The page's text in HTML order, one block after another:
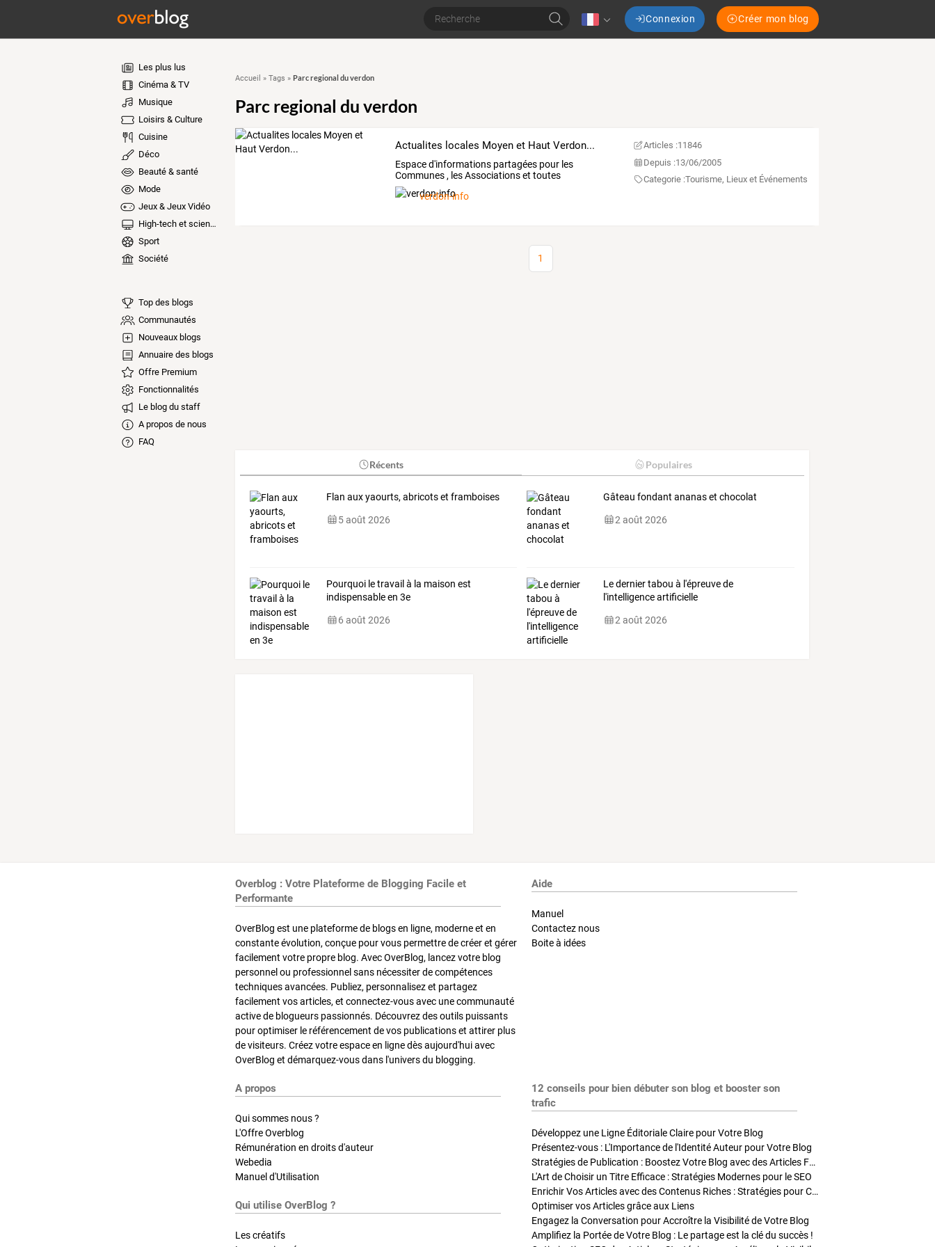
Connexion Créer mon blog
Les plus lus
Cinéma & TV
Musique
Loisirs & Culture
Cuisine
Déco
Beauté & santé
Mode
Jeux & Jeux Vidéo
High-tech et sciences
Sport
Société
Top des blogs
Communautés
Nouveaux blogs
Annuaire des blogs
Offre Premium
Fonctionnalités
Le blog du staff
A propos de nous
FAQ
Accueil » Tags » Parc regional du verdon
Parc regional du verdon
Actualites locales Moyen et Haut Verdon...
Espaced'informations partagées pour les
Communes , lesAssociationset toutes
informations
verdon-info
Articles :11846
Depuis :13/06/2005
Categorie :Tourisme, Lieux et Événements
1
Récents Populaires
Flan aux yaourts, abricots et framboises
5 août 2026
Gâteau fondant ananas et chocolat
2 août 2026
Pourquoi le travail à la maison est
indispensable en 3e
6 août 2026
Le dernier tabou à l'épreuve de
l'intelligence artificielle
2 août 2026
Overblog : Votre Plateforme de Blogging Facile et
Performante
OverBlog est une plateforme de blogs en ligne, moderne et en
constante évolution, conçue pour vous permettre de créer et gérer
facilement votre propre blog. Avec OverBlog, lancez votre blog
personnel ou professionnel sans nécessiter de compétences
techniques avancées. Publiez, personnalisez et partagez
facilement vos articles, et connectez-vous avec une communauté
active de blogueurs passionnés. Découvrez des outils puissants
pour optimiser le référencement de vos publications et attirer plus
de visiteurs. Créez votre espace en ligne dès aujourd'hui avec
OverBlog et démarquez-vous dans l'univers du blogging.
Aide
Manuel
Contactez nous
Boite à idées
A propos
Qui sommes nous ?
L'Offre Overblog
Rémunération en droits d'auteur
Webedia
Manuel d'Utilisation
Qui utilise OverBlog ?
Les créatifs
12 conseils pour bien débuter son blog et booster son
trafic
Développez une Ligne Éditoriale Claire pour Votre Blog
Présentez-vous : L'Importance de l'Identité Auteur pour Votre Blog
Stratégies de Publication : Boostez Votre Blog avec des Articles Fréquents et Exclusifs
L'Art de Choisir un Titre Efficace : Stratégies Modernes pour le SEO
Enrichir Vos Articles avec des Contenus Riches : Stratégies pour Captiver et Optimiser
Optimiser vos Articles grâce aux Liens
Engagez la Conversation pour Accroître la Visibilité de Votre Blog
Amplifiez la Portée de Votre Blog : Le partage est la clé du succès !